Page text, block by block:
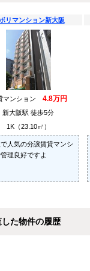
リマンション新大阪
マンション 4.8万円
新大阪駅 徒歩5分
1K（23.10㎡）
人気の分譲賃貸マンシ
理良好ですよ
した物件の履歴